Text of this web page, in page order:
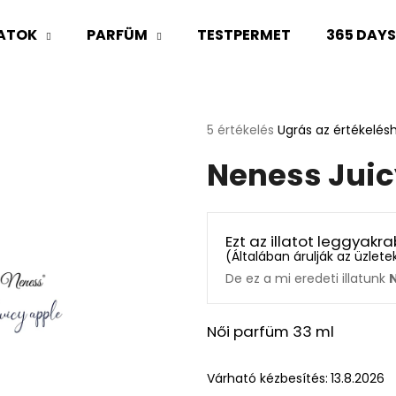
PARFÜM TESTPERMET 365 DAYS
A
átlagos
értékelése
ből
csillag.
5 értékelés Ugrás az
Neness
Ezt az illatot
(Általában árulják az
De ez a mi eredeti illatunk
Női parfüm 33 ml
Várható kézbesítés: 13.8.2026
KERESÉS